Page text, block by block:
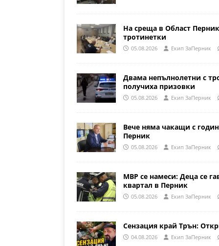
На среща в Област
тротинетки
05.08.2026 Eкип ЗаПерник
Двама непълнолетни с
получиха призовки
05.08.2026 Eкип ЗаПерник
Вече няма чакащи с
Перник
05.08.2026 Eкип ЗаПерник
МВР се намеси: Деца се
квартал в Перник
05.08.2026 Eкип ЗаПерник
Сензация край Трън:
04.08.2026 Eкип ЗаПерник